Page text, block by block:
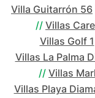
Villa Guitarrón 56
// Villas
Villas Golf 1
Villas La Palma
// Villas
Villas Playa